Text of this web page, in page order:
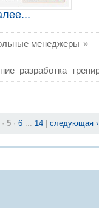
менеджеры »
разработка
· 5 · 6 ... 14 следующая ›